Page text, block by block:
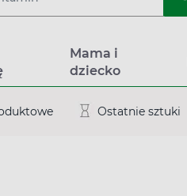
Mama i
dziecko
Ostatnie sztuki